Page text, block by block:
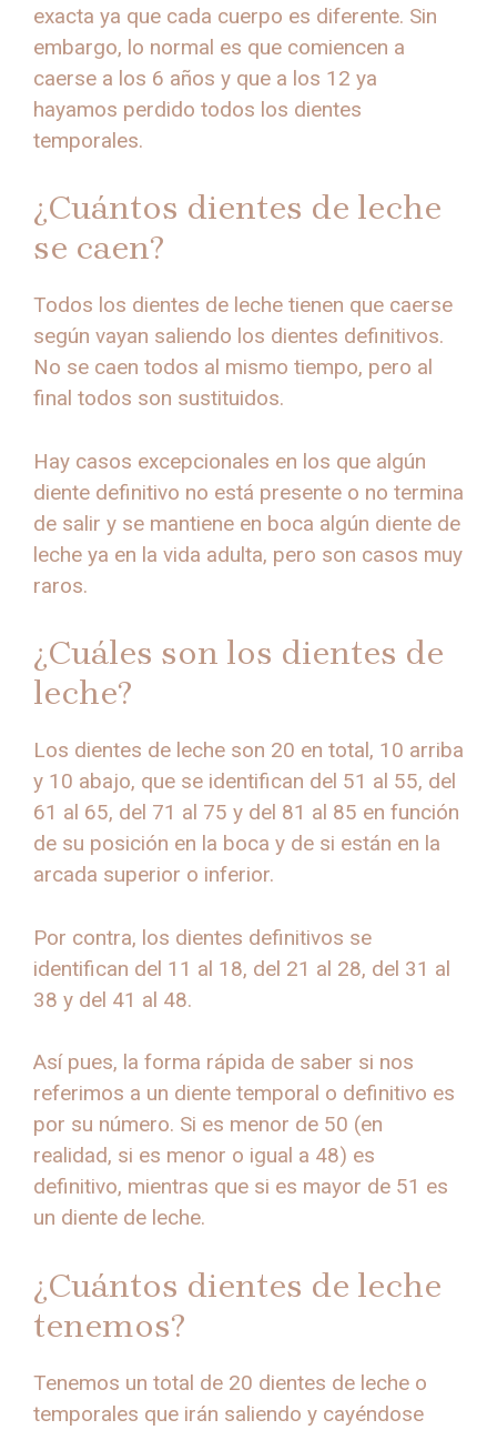
exacta ya que cada cuerpo es diferente. Sin
embargo, lo normal es que comiencen a
caerse a los 6 años y que a los 12 ya
hayamos perdido todos los dientes
temporales.
¿Cuántos dientes de leche
se caen?
Todos los dientes de leche tienen que caerse
según vayan saliendo los dientes definitivos.
No se caen todos al mismo tiempo, pero al
final todos son sustituidos.
Hay casos excepcionales en los que algún
diente definitivo no está presente o no termina
de salir y se mantiene en boca algún diente de
leche ya en la vida adulta, pero son casos muy
raros.
¿Cuáles son los dientes de
leche?
Los dientes de leche son 20 en total, 10 arriba
y 10 abajo, que se identifican del 51 al 55, del
61 al 65, del 71 al 75 y del 81 al 85 en función
de su posición en la boca y de si están en la
arcada superior o inferior.
Por contra, los dientes definitivos se
identifican del 11 al 18, del 21 al 28, del 31 al
38 y del 41 al 48.
Así pues, la forma rápida de saber si nos
referimos a un diente temporal o definitivo es
por su número. Si es menor de 50 (en
realidad, si es menor o igual a 48) es
definitivo, mientras que si es mayor de 51 es
un diente de leche.
¿Cuántos dientes de leche
tenemos?
Tenemos un total de 20 dientes de leche o
temporales que irán saliendo y cayéndose